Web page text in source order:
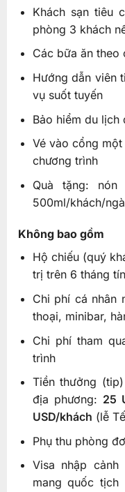
Khách sạn tiêu
phòng 3 khách
Các bữa ăn theo
Hướng dẫn viên
vụ suốt tuyến
Bảo hiểm du lịch
Vé vào cổng
chương trình
Quà tặng:
500ml/khách/
Không bao gồm
Hộ chiếu (quý
trị trên 6 tháng
Chi phí cá nhân
thoại, minibar,
Chi phí tham
trình
Tiền thưởng
địa phương: 25
USD/khách (lễ
Phụ thu phòng
Visa nhập
mang quốc tịch